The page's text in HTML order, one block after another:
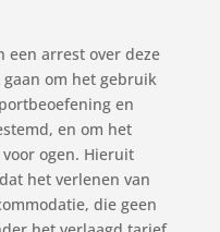
een arrest over deze
om het gebruik
en
en om het
ogen. Hieruit
het verlenen van
die geen